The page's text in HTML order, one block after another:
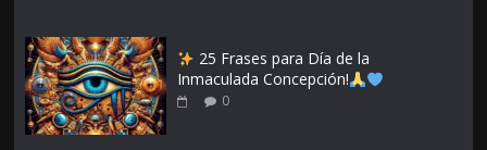
25 Frases para Día de la
Inmaculada Concepción!
0